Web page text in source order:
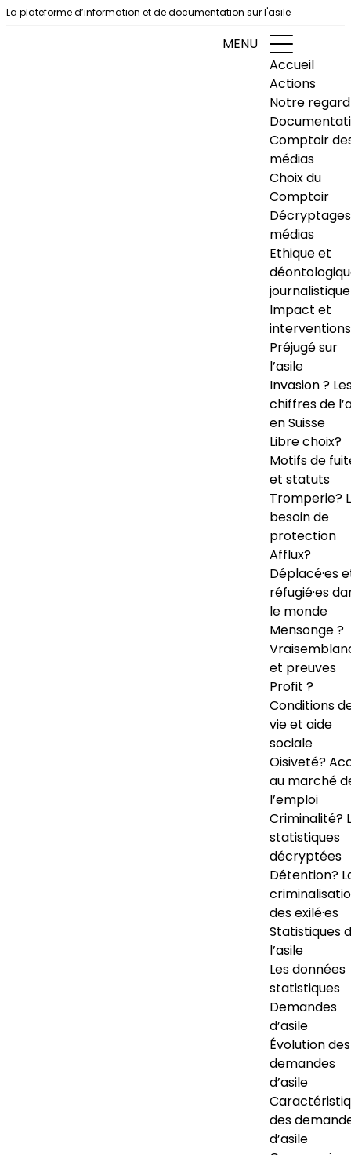
Aller au contenu
La plateforme d’information et de documentation sur l'asile
MENU
Accueil
Actions
Notre regard
Comptoir
médias
Choix du
Comptoir
Décryptages
médias
Ethique et
journalistique
Impact et
interventions
Préjugé sur
l’asile
Invasion ?
chiffres de
en Suisse
Libre choix?
Motifs de
et statuts
Tromperie?
besoin de
protection
Afflux?
Déplacé·es
réfugié·es
le monde
Mensonge ?
et preuves
Profit ?
Conditions
vie et aide
sociale
Oisiveté?
au marché
l’emploi
Criminalité?
statistiques
décryptées
Détention?
des exilé·es
Statistiques
l’asile
Les données
statistiques
Demandes
d’asile
Évolution des
demandes
d’asile
des
d’asile